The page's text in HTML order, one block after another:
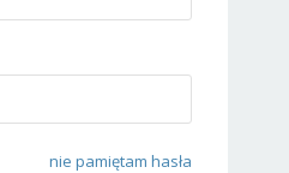
nie pamiętam hasła